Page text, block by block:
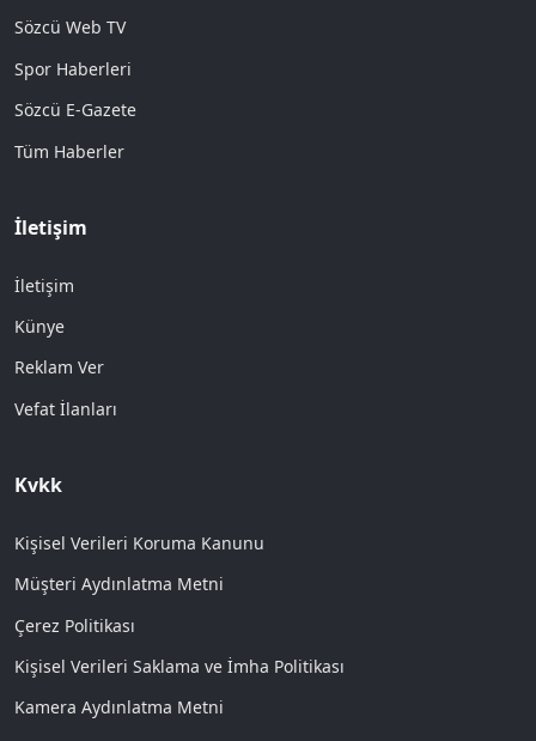
Sözcü Web TV
Spor Haberleri
Sözcü E-Gazete
Tüm Haberler
İletişim
İletişim
Künye
Reklam Ver
Vefat İlanları
Kvkk
Kişisel Verileri Koruma Kanunu
Müşteri Aydınlatma Metni
Çerez Politikası
Kişisel Verileri Saklama ve İmha Politikası
Kamera Aydınlatma Metni